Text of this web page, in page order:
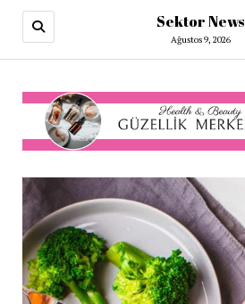
Sektor News
Ağustos 9, 2026